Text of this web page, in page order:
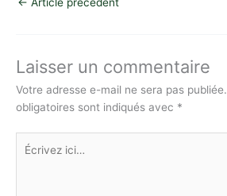
y
n
k
s
p
p
o
o
k
n
Laisser un commentaire
Votre adresse e-mail ne sera pas publiée.
obligatoires sont indiqués avec *
Écrivez
ici…